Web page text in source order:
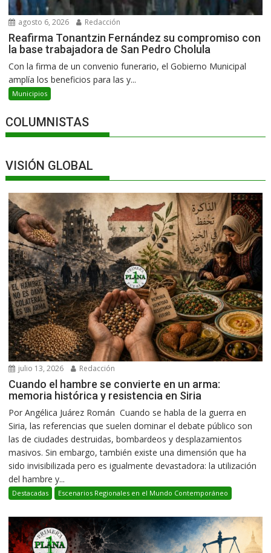
agosto 6, 2026 Redacción
Reafirma Tonantzin Fernández su compromiso con
la base trabajadora de San Pedro Cholula
Con la firma de un convenio funerario, el Gobierno Municipal
amplía los beneficios para las y...
Municipios
COLUMNISTAS
VISIÓN GLOBAL
julio 13, 2026 Redacción
Cuando el hambre se convierte en un arma:
memoria histórica y resistencia en Siria
Por Angélica Juárez Román Cuando se habla de la guerra en
Siria, las referencias que suelen dominar el debate público son
las de ciudades destruidas, bombardeos y desplazamientos
masivos. Sin embargo, también existe una dimensión que ha
sido invisibilizada pero es igualmente devastadora: la utilización
del hambre y...
Destacadas Escenarios Regionales en el Mundo Contemporáneo